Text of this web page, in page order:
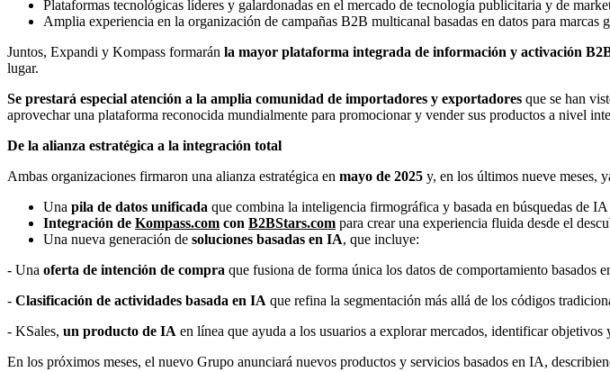
Plataformas tecnológicas líderes y galardonadas en el mercado de tecnología publicitaria y de
Amplia experiencia en la organización de campañas B2B multicanal basadas en datos para marcas
Juntos, Expandi y Kompass formarán la mayor plataforma integrada de información y activación
lugar.
Se prestará especial atención a la amplia comunidad de importadores y exportadores que se han
aprovechar una plataforma reconocida mundialmente para promocionar y vender sus productos a nivel
De la alianza estratégica a la integración total
Ambas organizaciones firmaron una alianza estratégica en mayo de 2025 y, en los últimos nueve meses,
Una pila de datos unificada que combina la inteligencia firmográfica y basada en búsquedas de
Integración de Kompass.com con B2BStars.com para crear una experiencia fluida desde el
Una nueva generación de soluciones basadas en IA, que incluye:
- Una oferta de intención de compra que fusiona de forma única los datos de comportamiento basados
- Clasificación de actividades basada en IA que refina la segmentación más allá de los códigos
- KSales, un producto de IA en línea que ayuda a los usuarios a explorar mercados, identificar objetivos
En los próximos meses, el nuevo Grupo anunciará nuevos productos y servicios basados en IA,